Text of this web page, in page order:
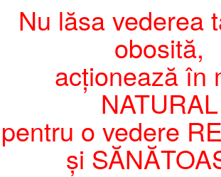
Nu lăsa vederea
obosită​,
acționează în
NATURAL
​pentru o vedere
și